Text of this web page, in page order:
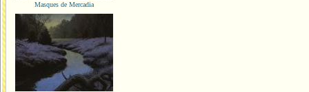
Masques de Mercadia